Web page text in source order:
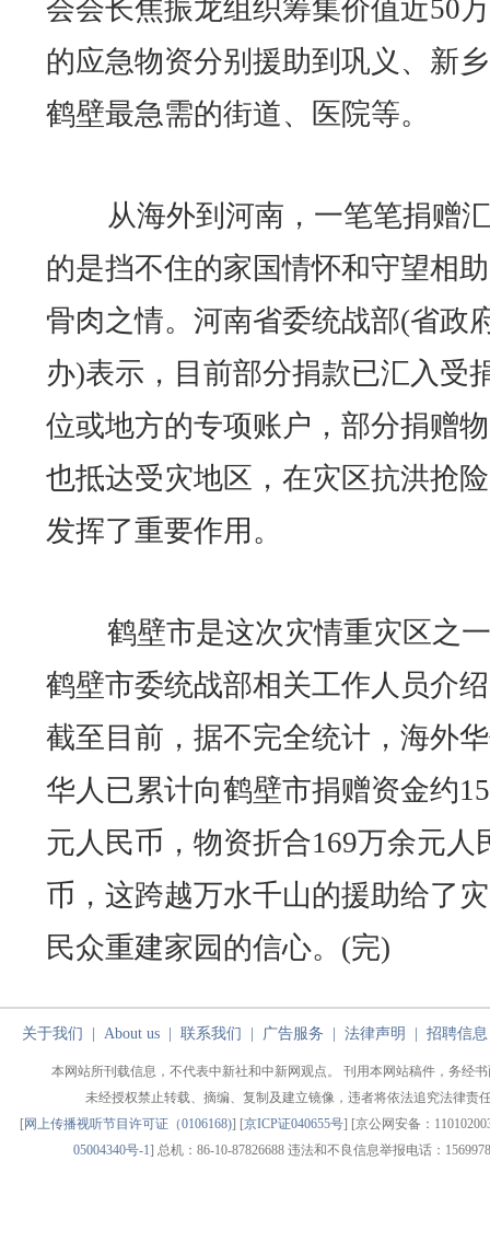
会会长焦振龙组织筹集价值近50
的应急物资分别援助到巩义、新
鹤壁最急需的街道、医院等。
从海外到河南，一笔笔捐赠
的是挡不住的家国情怀和守望相
骨肉之情。河南省委统战部(省政
办)表示，目前部分捐款已汇入受
位或地方的专项账户，部分捐赠
也抵达受灾地区，在灾区抗洪抢
发挥了重要作用。
鹤壁市是这次灾情重灾区之
鹤壁市委统战部相关工作人员介
截至目前，据不完全统计，海外
华人已累计向鹤壁市捐赠资金约
元人民币，物资折合169万余元人
币，这跨越万水千山的援助给了
民众重建家园的信心。(完)
关于我们 About us| 联系我们 广告服务 法律声明 招聘信息
本网站所刊载信息，不代表中新社和中新网观点。 刊用本网站稿件，务经
未经授权禁止转载、摘编、复制及建立镜像，违者将依法追究法律责
[网上传播视听节目许可证（0106168)] [京ICP证040655号] [京公网安备：
05004340号-1] 总机：86-10-87826688 违法和不良信息举报电话：